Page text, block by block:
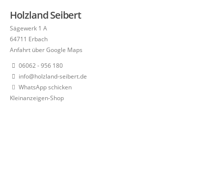
Holzland Seibert
Sägewerk 1 A
64711 Erbach
Anfahrt über Google Maps
06062 - 956 180
info@holzland-seibert.de
WhatsApp schicken
Kleinanzeigen-Shop